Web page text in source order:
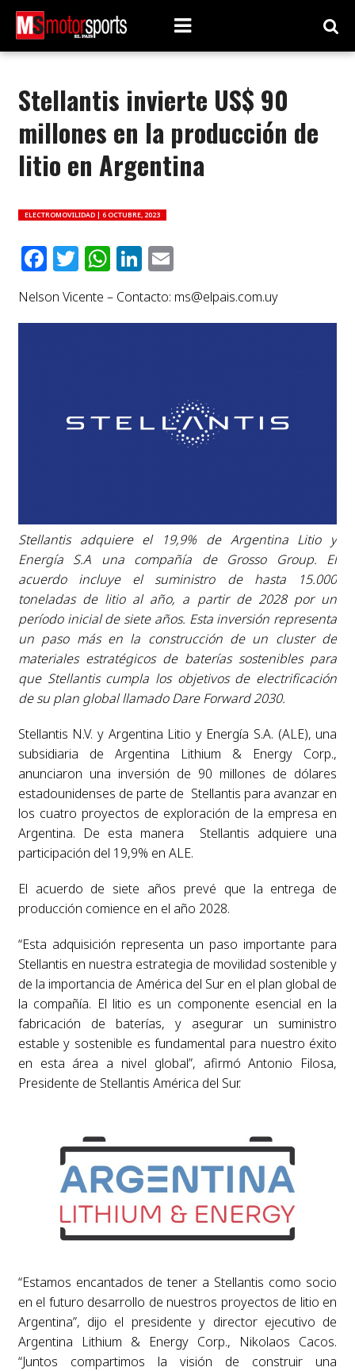
Stellantis invierte US$ 90
millones en la producción de
litio en Argentina
ELECTROMOVILIDAD | 6 OCTUBRE, 2023
Facebook
Twitter
WhatsApp
LinkedIn
Email
Nelson Vicente – Contacto: ms@elpais.com.uy
Stellantis adquiere el 19,9% de Argentina Litio y
Energía S.A una compañía de Grosso Group. El
acuerdo incluye el suministro de hasta 15.000
toneladas de litio al año, a partir de 2028 por un
período inicial de siete años. Esta inversión representa
un paso más en la construcción de un cluster de
materiales estratégicos de baterías sostenibles para
que Stellantis cumpla los objetivos de electrificación
de su plan global llamado Dare Forward 2030.
Stellantis N.V. y Argentina Litio y Energía S.A. (ALE), una
subsidiaria de Argentina Lithium & Energy Corp.,
anunciaron una inversión de 90 millones de dólares
estadounidenses de parte de Stellantis para avanzar en
los cuatro proyectos de exploración de la empresa en
Argentina. De esta manera Stellantis adquiere una
participación del 19,9% en ALE.
El acuerdo de siete años prevé que la entrega de
producción comience en el año 2028.
“Esta adquisición representa un paso importante para
Stellantis en nuestra estrategia de movilidad sostenible y
de la importancia de América del Sur en el plan global de
la compañía. El litio es un componente esencial en la
fabricación de baterías, y asegurar un suministro
estable y sostenible es fundamental para nuestro éxito
en esta área a nivel global”, afirmó Antonio Filosa,
Presidente de Stellantis América del Sur.
“Estamos encantados de tener a Stellantis como socio
en el futuro desarrollo de nuestros proyectos de litio en
Argentina”, dijo el presidente y director ejecutivo de
Argentina Lithium & Energy Corp., Nikolaos Cacos.
“Juntos compartimos la visión de construir una